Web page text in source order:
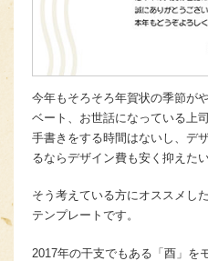
今年もそろそろ年賀状の季節が
ベート、お世話になっている上
手書きをする時間はないし、デ
るならデザイン費も安く抑えたい
そう考えている方にオススメし
テンプレートです。
2017年の干支でもある「酉」を